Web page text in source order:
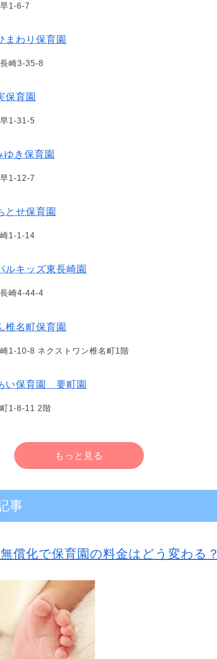
1-6-7
まわり保育園
崎3-35-8
保育園
1-31-5
ゆき保育園
1-12-7
とせ保育園
1-1-14
ルキッズ東長崎園
崎4-44-4
椎名町保育園
1-10-8 ネクストワン椎名町1階
い保育園 要町園
1-8-11 2階
もっと見る
事
償化で保育園の料金はどう変わる？